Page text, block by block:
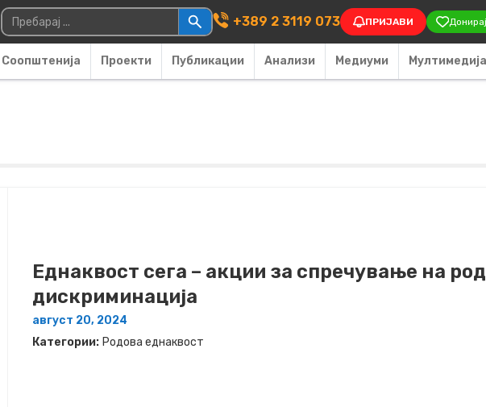
Main Navigation
Пребарувај за: +389 2 3119 073 ПРИЈАВИ Донирај
Соопштенија Проекти Публикации Анализи Медиуми Мултимедија
Еднаквост сега – акции за спречување на
дискриминација
август 20, 2024
Категории: Родова еднаквост